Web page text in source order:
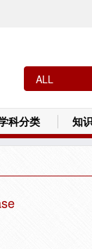
科分类 知